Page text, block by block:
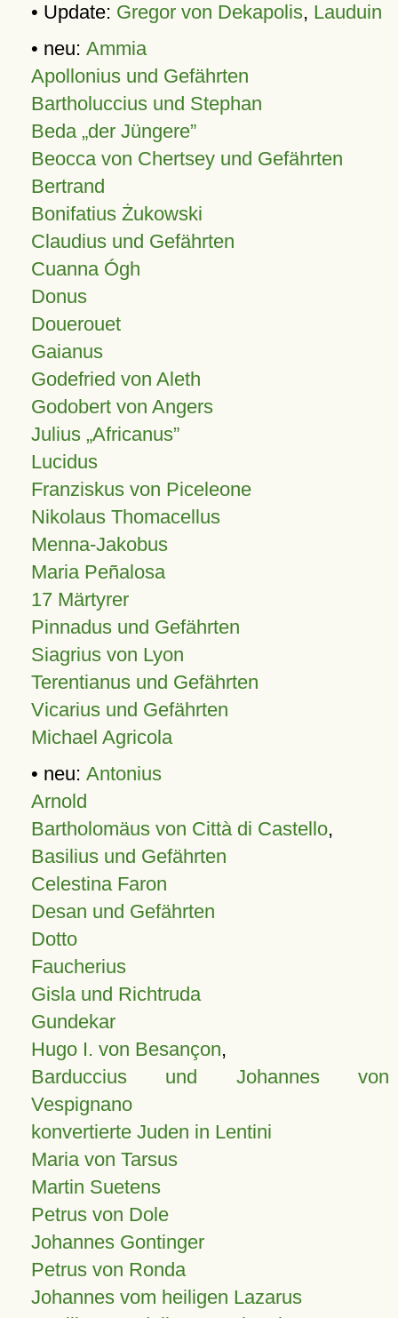
• Update: Gregor von Dekapolis, Lauduin
• neu: Ammia
Apollonius und Gefährten
Bartholuccius und Stephan
Beda „der Jüngere”
Beocca von Chertsey und Gefährten
Bertrand
Bonifatius Żukowski
Claudius und Gefährten
Cuanna Ógh
Donus
Douerouet
Gaianus
Godefried von Aleth
Godobert von Angers
Julius Africanus
Lucidus
Franziskus von Piceleone
Nikolaus Thomacellus
Menna-Jakobus
Maria Peñalosa
17 Märtyrer
Pinnadus und Gefährten
Siagrius von Lyon
Terentianus und Gefährten
Vicarius und Gefährten
Michael Agricola
• neu: Antonius
Arnold
Bartholomäus von Città di Castello,
Basilius und Gefährten
Celestina Faron
Desan und Gefährten
Dotto
Faucherius
Gisla und Richtruda
Gundekar
Hugo I. von Besançon,
Barduccius und Johannes von
Vespignano
konvertierte Juden in Lentini
Maria von Tarsus
Martin Suetens
Petrus von Dole
Johannes Gontinger
Petrus von Ronda
Johannes vom heiligen Lazarus